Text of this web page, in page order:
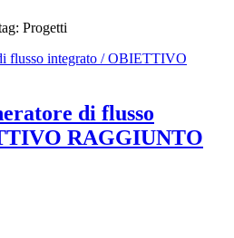
Progetti
di flusso
RAGGIUNTO